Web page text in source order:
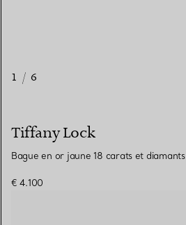
1 / 6
Tiffany Lock
Bague en or jaune 18 carats et diamants
€ 4.100